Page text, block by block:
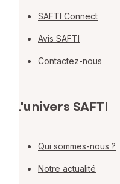
SAFTI Connect
Avis SAFTI
Contactez-nous
L'univers SAFTI
Qui sommes-nous ?
Notre actualité